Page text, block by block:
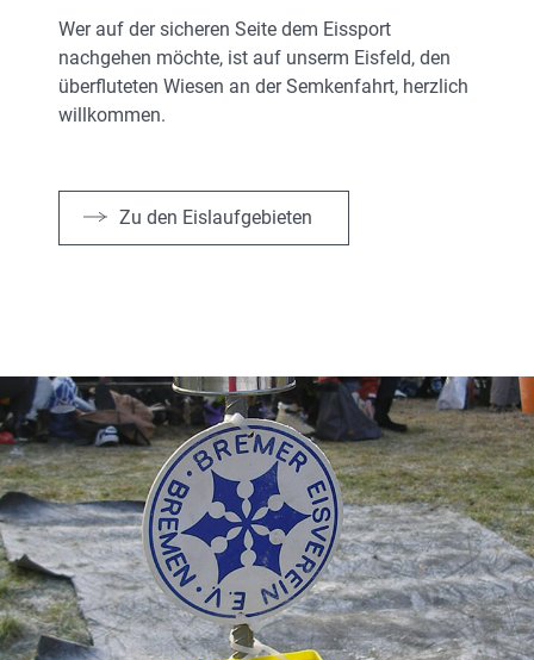
Wer auf der sicheren Seite dem Eissport
nachgehen möchte, ist auf unserm Eisfeld, den
überfluteten Wiesen an der Semkenfahrt, herzlich
willkommen.
Zu den Eislaufgebieten